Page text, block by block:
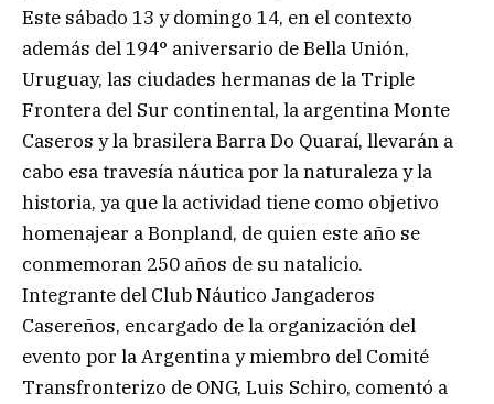
Este sábado 13 y domingo 14, en el contexto
además del 194° aniversario de Bella Unión,
Uruguay, las ciudades hermanas de la Triple
Frontera del Sur continental, la argentina Monte
Caseros y la brasilera Barra Do Quaraí, llevarán a
cabo esa travesía náutica por la naturaleza y la
historia, ya que la actividad tiene como objetivo
homenajear a Bonpland, de quien este año se
conmemoran 250 años de su natalicio.
Integrante del Club Náutico Jangaderos
Casereños, encargado de la organización del
evento por la Argentina y miembro del Comité
Transfronterizo de ONG, Luis Schiro, comentó a